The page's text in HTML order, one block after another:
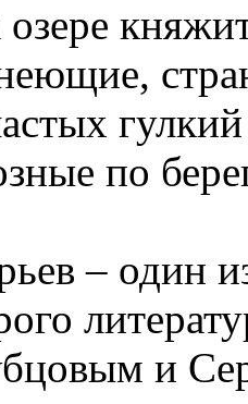
по
– один
и